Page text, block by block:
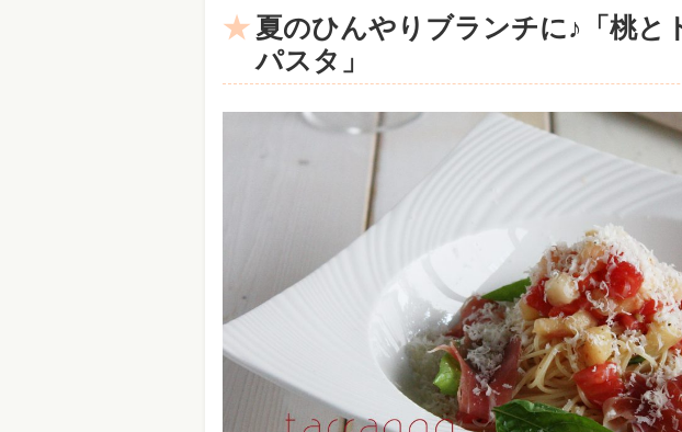
夏のひんやりブランチに♪「桃と
パスタ」